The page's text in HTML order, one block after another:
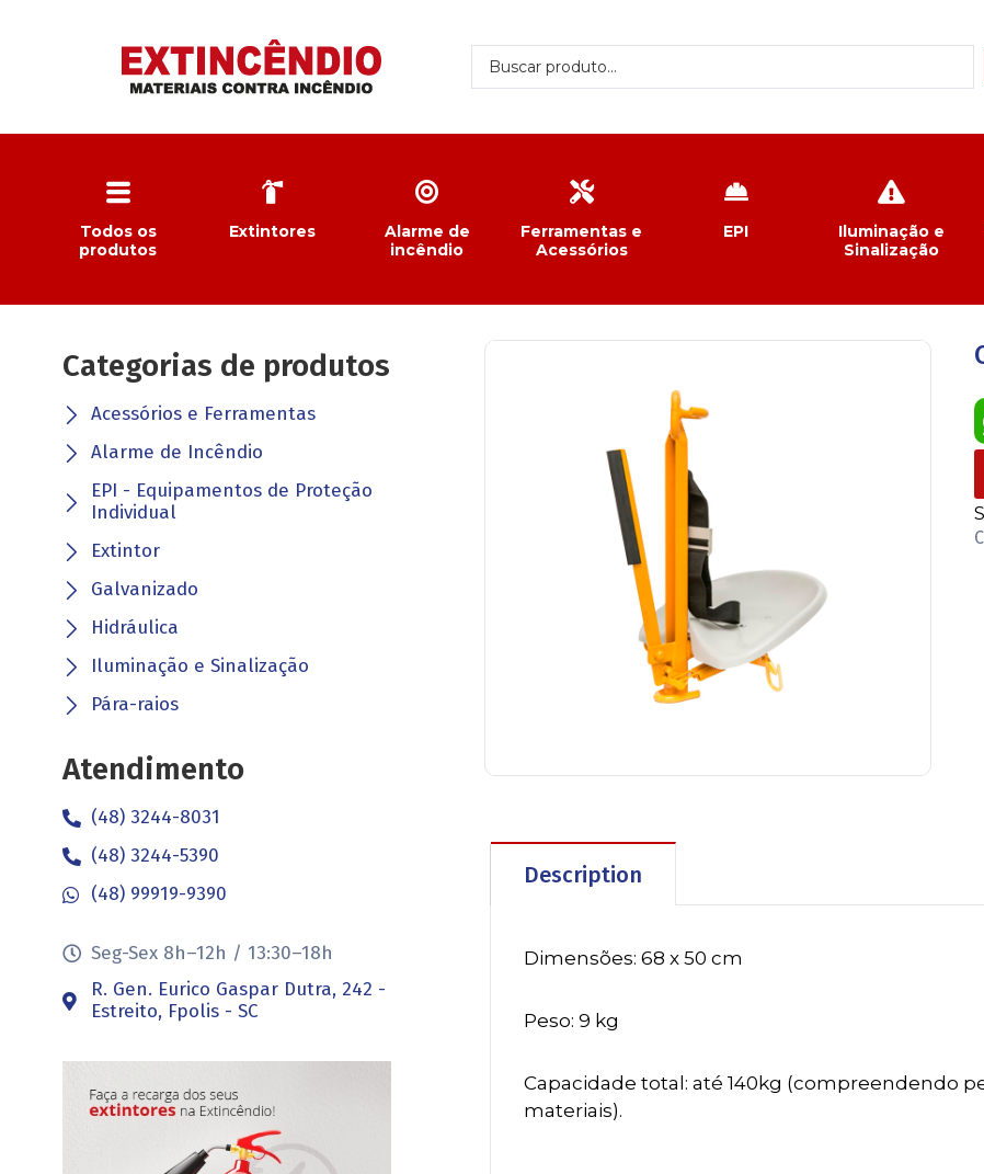
Todos os
produtos
Extintores
Alarme de
incêndio
Ferramentas e
Acessórios
EPI
Iluminação e
Sinalização
Description
Dimensões: 68 x 50 cm
Peso: 9 kg
Capacidade total: até 140kg (compreendendo
materiais).
Categorias de produtos
Acessórios e Ferramentas
Alarme de Incêndio
EPI - Equipamentos de Proteção
Individual
Extintor
Galvanizado
Hidráulica
Iluminação e Sinalização
Pára-raios
Atendimento
(48) 3244-8031
(48) 3244-5390
(48) 99919-9390
Seg-Sex 8h–12h / 13:30–18h
R. Gen. Eurico Gaspar Dutra, 242 -
Estreito, Fpolis - SC